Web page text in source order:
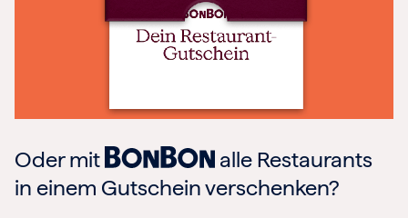
Oder mit
alle Restaurants
in einem Gutschein verschenken?